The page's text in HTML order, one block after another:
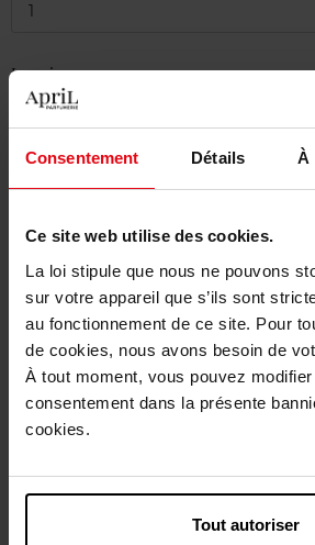
Consentement Détails À
Ce site web utilise des cookies.
La loi stipule que nous ne pouvons
sur votre appareil que s’ils sont
au fonctionnement de ce site. Pour
de cookies, nous avons besoin de
À tout moment, vous pouvez
consentement dans la présente
cookies.
Tout autoriser
1
Levering
Dit artikel is momenteel niet
Me verwittigen wanneer het
is.
Gratis levering bij aankoop van
Gratis retour in je winkelpunt
Gratis verpakking
Beschrijving